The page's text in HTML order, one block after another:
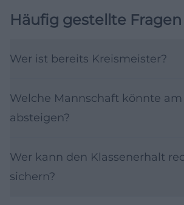
Häufig gestellte Fragen
Wer ist bereits Kreismeister?
Welche Mannschaft könnte
absteigen?
Wer kann den Klassenerhalt
sichern?